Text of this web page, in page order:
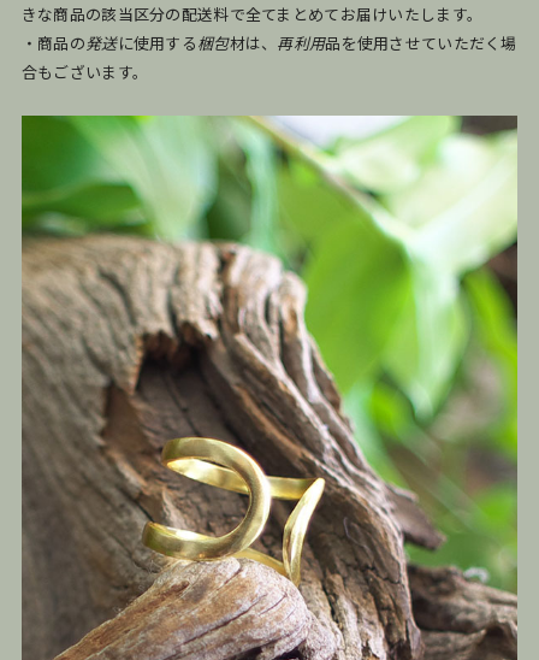
きな商品の該当区分の配送料で全てまとめてお届けいたします。
・商品の発送に使用する梱包材は、 再利用品を使用させていただく場
合もございます。